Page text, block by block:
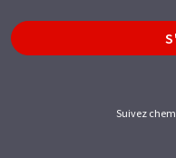
Suivez